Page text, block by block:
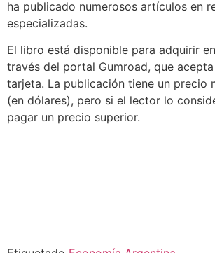
ha publicado numerosos artículos en
especializadas.
El libro está disponible para adquirir
través del portal Gumroad, que
tarjeta. La publicación tiene un precio
(en dólares), pero si el lector lo
pagar un precio superior.